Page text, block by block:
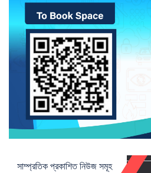
সাম্প্রতিক প্রকাশিত নিউজ সমূহ